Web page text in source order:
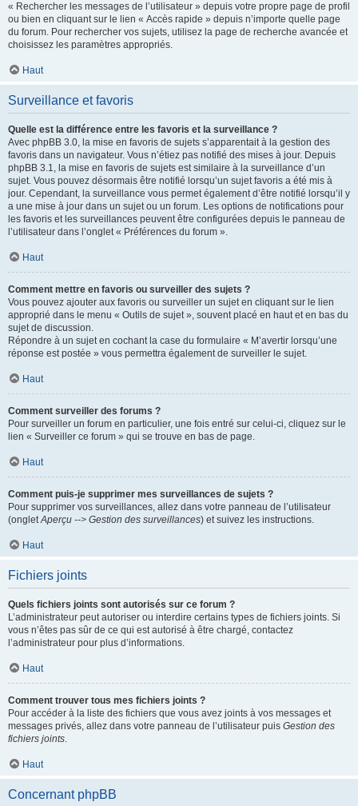
« Rechercher les messages de l’utilisateur » depuis votre propre page de profil
ou bien en cliquant sur le lien « Accès rapide » depuis n’importe quelle page
du forum. Pour rechercher vos sujets, utilisez la page de recherche avancée et
choisissez les paramètres appropriés.
Haut
Surveillance et favoris
Quelle est la différence entre les favoris et la surveillance ?
Avec phpBB 3.0, la mise en favoris de sujets s’apparentait à la gestion des
favoris dans un navigateur. Vous n’étiez pas notifié des mises à jour. Depuis
phpBB 3.1, la mise en favoris de sujets est similaire à la surveillance d’un
sujet. Vous pouvez désormais être notifié lorsqu’un sujet favoris a été mis à
jour. Cependant, la surveillance vous permet également d’être notifié lorsqu’il y
a une mise à jour dans un sujet ou un forum. Les options de notifications pour
les favoris et les surveillances peuvent être configurées depuis le panneau de
l’utilisateur dans l’onglet « Préférences du forum ».
Haut
Comment mettre en favoris ou surveiller des sujets ?
Vous pouvez ajouter aux favoris ou surveiller un sujet en cliquant sur le lien
approprié dans le menu « Outils de sujet », souvent placé en haut et en bas du
sujet de discussion.
Répondre à un sujet en cochant la case du formulaire « M’avertir lorsqu’une
réponse est postée » vous permettra également de surveiller le sujet.
Haut
Comment surveiller des forums ?
Pour surveiller un forum en particulier, une fois entré sur celui-ci, cliquez sur le
lien « Surveiller ce forum » qui se trouve en bas de page.
Haut
Comment puis-je supprimer mes surveillances de sujets ?
Pour supprimer vos surveillances, allez dans votre panneau de l’utilisateur
(ongletAperçu --> Gestion des surveillances) et suivez les instructions.
Haut
Fichiers joints
Quels fichiers joints sont autorisés sur ce forum ?
L’administrateur peut autoriser ou interdire certains types de fichiers joints. Si
vous n’êtes pas sûr de ce qui est autorisé à être chargé, contactez
l’administrateur pour plus d’informations.
Haut
Comment trouver tous mes fichiers joints ?
Pour accéder à la liste des fichiers que vous avez joints à vos messages et
messages privés, allez dans votre panneau de l’utilisateur puis Gestion des
fichiers joints.
Haut
Concernant phpBB